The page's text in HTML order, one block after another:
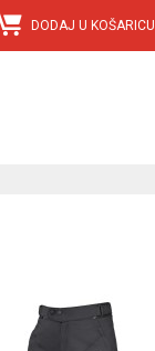
DODAJ U KOŠARICU